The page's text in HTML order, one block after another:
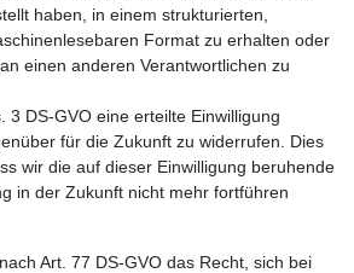
haben, in einem strukturierten,
Format zu erhalten oder
einen anderen Verantwortlichen zu
3 DS-GVO eine erteilte Einwilligung
für die Zukunft zu widerrufen. Dies
wir die auf dieser Einwilligung beruhende
in der Zukunft nicht mehr fortführen
Art. 77 DS-GVO das Recht, sich bei